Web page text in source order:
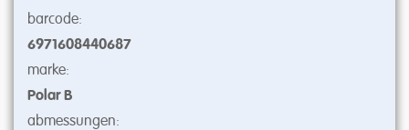
barcode:
6971608440687
marke:
Polar B
abmessungen: